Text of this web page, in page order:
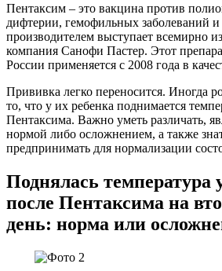
Пентаксим – это вакцина против
дифтерии, гемофильных заболеваний и
производителем выступает всемирно
компания Санофи Пастер. Этот
России применяется с 2008 года в
Прививка легко переносится. Иногда
то, что у их ребенка поднимается
Пентаксима. Важно уметь различать,
нормой либо осложнением, а также
предпринимать для нормализации
Поднялась температура
после Пентаксима на
день: норма или